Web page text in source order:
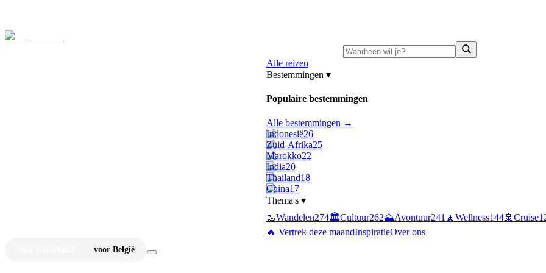
Alle reizen
Bestemmingen ▾
Populaire bestemmingen
Alle bestemmingen →
Indonesië26
Zuid-Afrika25
Marokko22
India20
Thailand18
China17
Thema's ▾
🥾Wandelen274🏛️Cultuur262⛰️Avontuur241 🧘Wellness144🚢 Cruise
🔥 Vertrek deze maandInspiratieOver ons
voor België